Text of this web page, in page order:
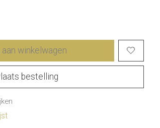
winkelwagen
bestelling